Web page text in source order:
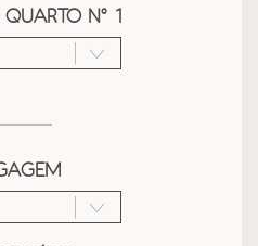
QUARTO Nº 1